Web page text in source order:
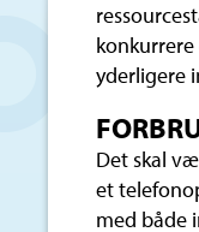
yderligere
Det skal
et
med både